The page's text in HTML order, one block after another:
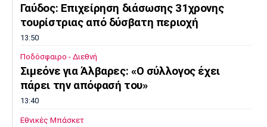
Πόρτο Μπενφίκα
Γαύδος: Επιχείρηση διάσωσης 31χρονης
τουρίστριας από δύσβατη περιοχή
13:50
Ποδόσφαιρο - Διεθνή
Σιμεόνε για Άλβαρες: «Ο σύλλογος έχει
πάρει την απόφασή του»
13:40
Εθνικές Μπάσκετ